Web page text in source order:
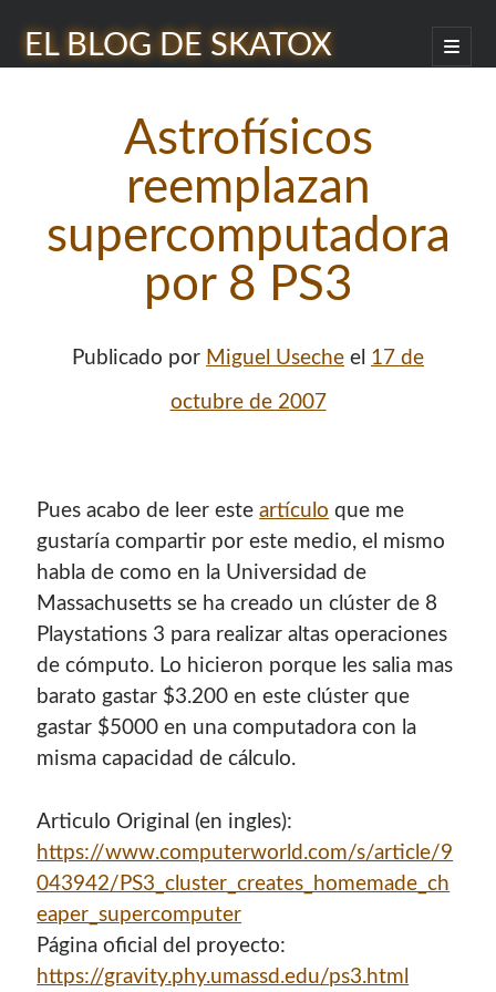
EL BLOG DE SKATOX
abrir
menú
lateral
¿Quién soy?
Soydesarrollador web, colaboro en comunidades como
Mozilla (Hispano |Venezuela)y enWordPress Venezuela
promuevo tecnologías abiertas, mantengo
de Archlinux,
plugins de WordPress
o dar charlas.
Astrofí­sicos
reemplazan
supercomputadora
por 8 PS3
Publicado por Miguel Useche el 17 de
octubre de 2007
Pues acabo de leer esteartí­culo que me
gustarí­a compartir por este medio, el mismo
habla de como en la Universidad de
Massachusetts se ha creado un clúster de 8
Playstations 3 para realizar altas operaciones
de cómputo. Lo hicieron porque les salia mas
barato gastar $3.200 en este clúster que
gastar $5000 en una computadora con la
misma capacidad de cálculo.
Articulo Original (en ingles):
https://www.computerworld.com/s/article/9
043942/PS3_cluster_creates_homemade_ch
eaper_supercomputer
Página oficial del proyecto:
https://gravity.phy.umassd.edu/ps3.html